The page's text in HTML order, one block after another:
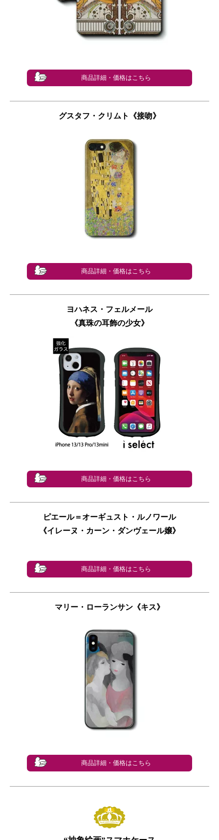
商品詳細・価格はこちら
グスタフ・クリムト《接吻》
商品詳細・価格はこちら
ヨハネス・フェルメール
《真珠の耳飾の少女》
商品詳細・価格はこちら
ピエール＝オーギュスト・ルノワール
《イレーヌ・カーン・ダンヴェール嬢》
商品詳細・価格はこちら
マリー・ローランサン《キス》
商品詳細・価格はこちら